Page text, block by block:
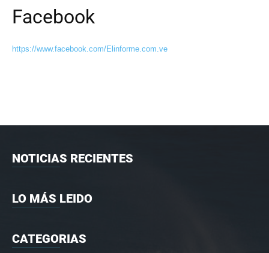
Facebook
https://www.facebook.com/Elinforme.com.ve
NOTICIAS RECIENTES
LO MÁS LEIDO
CATEGORIAS